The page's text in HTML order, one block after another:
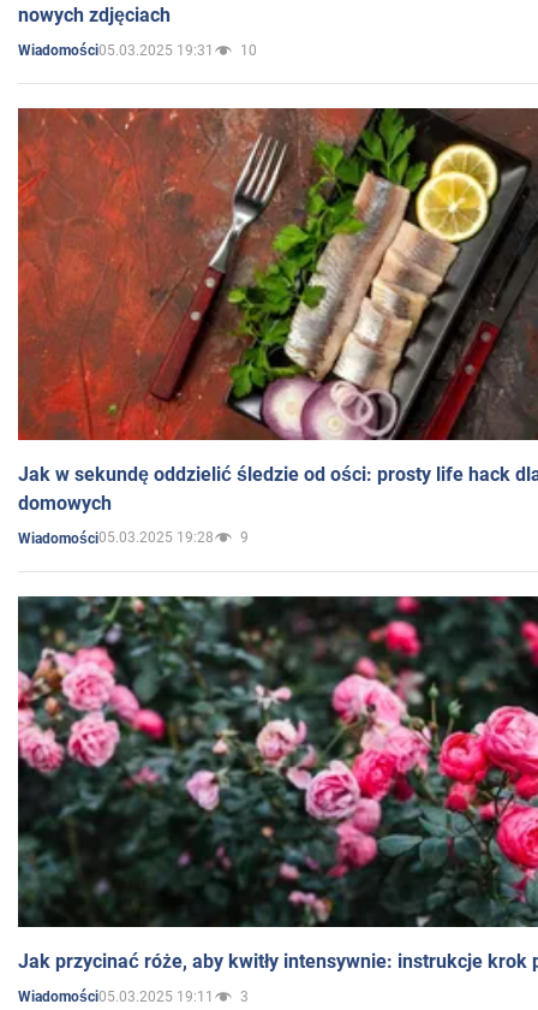
nowych zdjęciach
Wiadomości05.03.2025 19:31 10
Jak w sekundę oddzielić śledzie od ości: prosty life hack
domowych
Wiadomości05.03.2025 19:28 9
Jak przycinać róże, aby kwitły intensywnie: instrukcje krok
Wiadomości05.03.2025 19:11 3